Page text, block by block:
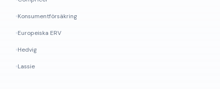
Konsumentförsäkring
Europeiska ERV
Hedvig
Lassie